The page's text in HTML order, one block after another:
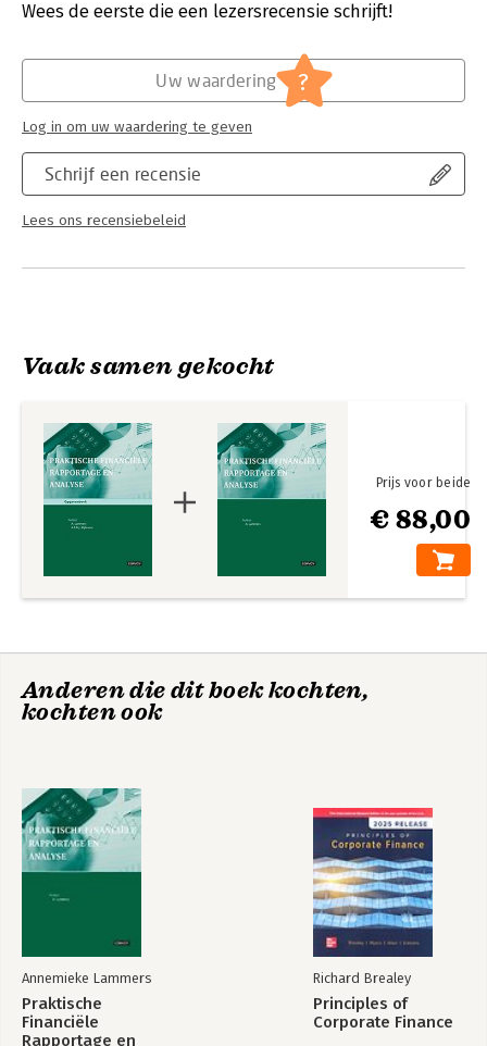
Wees de eerste die een lezersrecensie schrijft!
Schrijf een recensie
Lees ons recensiebeleid
Uw waardering ?
Log in om uw waardering te geven
Vaak samen gekocht
€ 88,00
Prijs voor beide
Anderen die dit boek kochten,
kochten ook
Annemieke Lammers
Praktische
Financiële
Rapportage en
Richard Brealey
Principles of
Corporate Finance